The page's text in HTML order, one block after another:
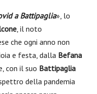
a Battipaglia», lo
, il noto
che ogni anno non
e festa, dalla Befana
con il suo Battipaglia
della pandemia